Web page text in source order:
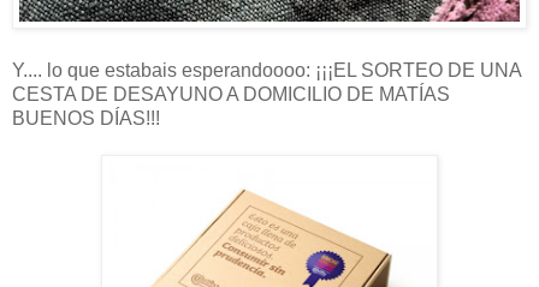
Y.... lo que estabais esperandoooo: ¡¡¡EL SORTEO DE UNA
CESTA DE DESAYUNO A DOMICILIO DE MATÍAS
BUENOS DÍAS!!!